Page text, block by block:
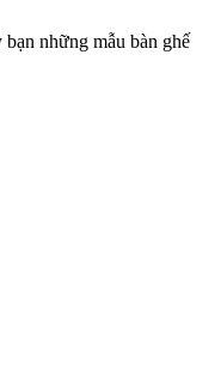
những mẫu bàn ghế